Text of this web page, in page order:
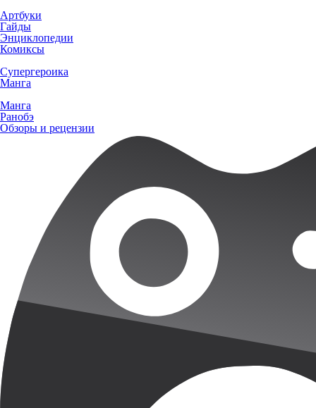
Артбуки
Гайды
Энциклопедии
Комиксы
Супергероика
Манга
Манга
Ранобэ
Обзоры и рецензии